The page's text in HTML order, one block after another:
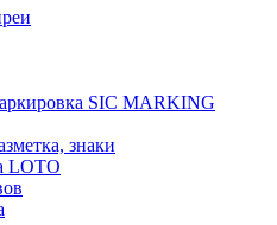
SIC MARKING
знаки
LOTO